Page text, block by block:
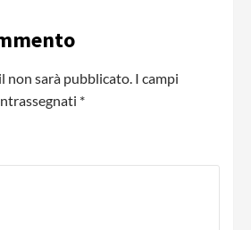
non sarà pubblicato. I campi
*